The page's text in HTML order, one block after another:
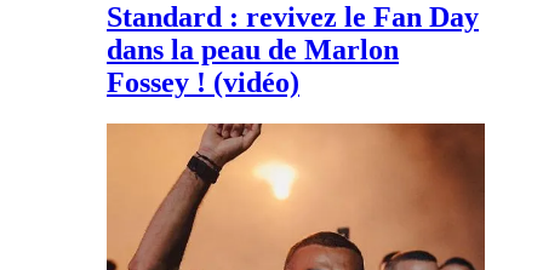
Standard : revivez le Fan Day
dans la peau de Marlon
Fossey ! (vidéo)